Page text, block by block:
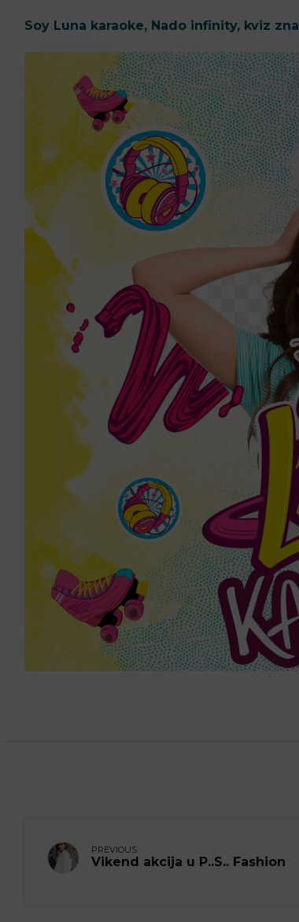
Soy Luna karaoke, Nado infinity, kviz
PREVIOUS
Vikend akcija u P..S.. Fashion